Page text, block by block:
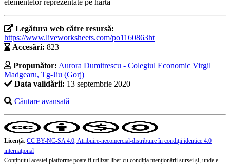
elementelor reprezentate pe hartă
Legătura web către resursă:
https://www.liveworksheets.com/po1160863ht
Accesări: 823
Propunător: Aurora Dumitrescu - Colegiul Economic Virgil
Madgearu, Tg-Jiu (Gorj)
Data validării: 13 septembrie 2020
Căutare avansată
Licență: CC BY-NC-SA 4.0, Atribuire-necomercial-distribuire în condiţii identice 4.0
internațional
Conținutul acestei platforme poate fi utilizat liber cu condiția menționării sursei și, unde e